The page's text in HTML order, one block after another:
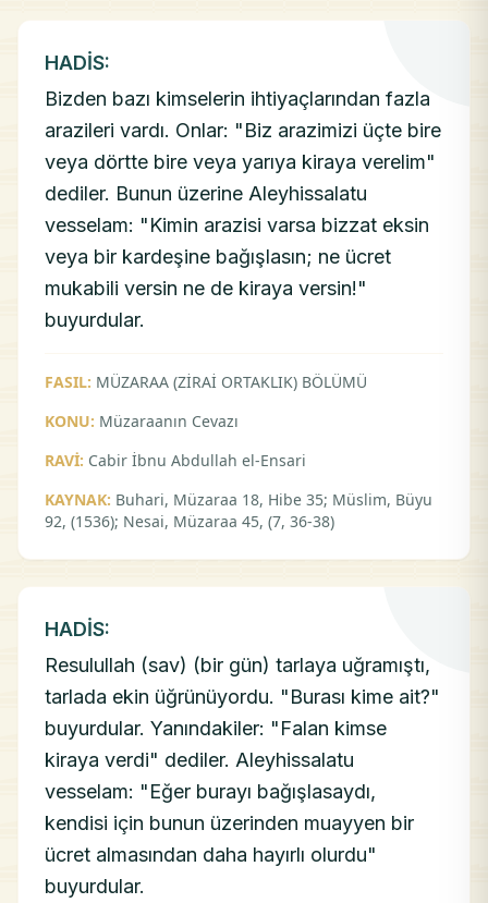
HADİS:
Bizden bazı kimselerin ihtiyaçlarından fazla
arazileri vardı. Onlar: "Biz arazimizi üçte bire
veya dörtte bire veya yarıya kiraya verelim"
dediler. Bunun üzerine Aleyhissalatu
vesselam: "Kimin arazisi varsa bizzat eksin
veya bir kardeşine bağışlasın; ne ücret
mukabili versin ne de kiraya versin!"
buyurdular.
FASIL: MÜZARAA (ZİRAİ ORTAKLIK) BÖLÜMÜ
KONU: Müzaraanın Cevazı
RAVİ: Cabir İbnu Abdullah el-Ensari
KAYNAK: Buhari, Müzaraa 18, Hibe 35; Müslim, Büyu
92, (1536); Nesai, Müzaraa 45, (7, 36-38)
HADİS:
Resulullah (sav) (bir gün) tarlaya uğramıştı,
tarlada ekin üğrünüyordu. "Burası kime ait?"
buyurdular. Yanındakiler: "Falan kimse
kiraya verdi" dediler. Aleyhissalatu
vesselam: "Eğer burayı bağışlasaydı,
kendisi için bunun üzerinden muayyen bir
ücret almasından daha hayırlı olurdu"
buyurdular.